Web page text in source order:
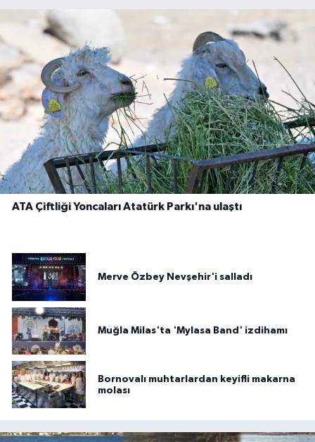
ATA Çiftliği Yoncaları Atatürk Parkı'na ulaştı
Merve Özbey Nevşehir'i salladı
Muğla Milas'ta 'Mylasa Band' izdihamı
Bornovalı muhtarlardan keyifli makarna
molası